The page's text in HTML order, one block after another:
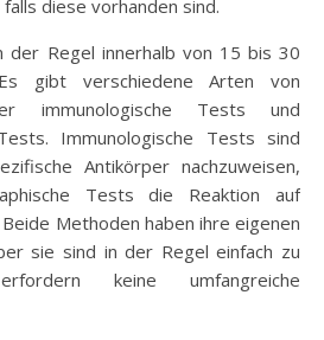
diese vorhanden sind.
der Regel innerhalb von 15 bis 30
gibt verschiedene Arten von
immunologische Tests und
Immunologische Tests sind
Antikörper nachzuweisen,
Tests die Reaktion auf
Methoden haben ihre eigenen
sie sind in der Regel einfach zu
keine umfangreiche